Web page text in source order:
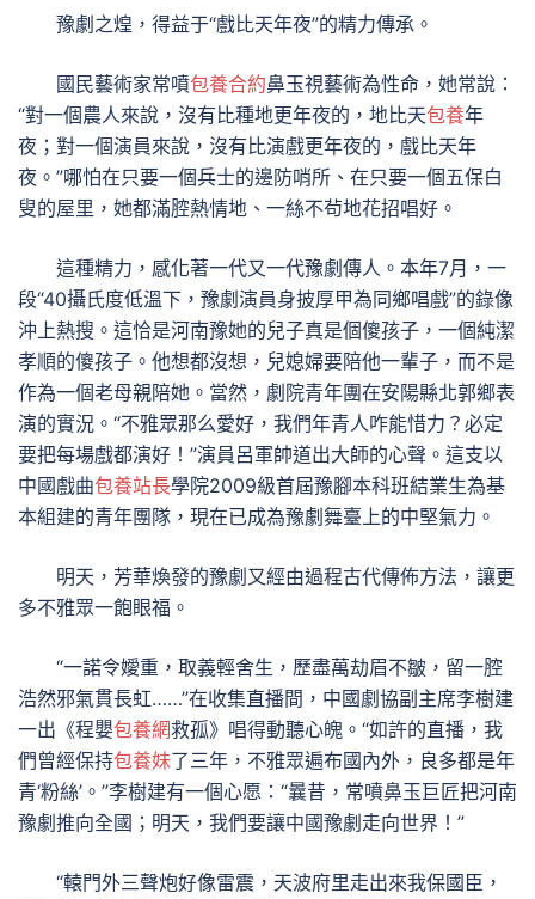
豫劇之煌，得益于“戲比天年夜”的精力傳承。
國民藝術家常噴包養合約鼻玉視藝術為性命，她常說：
“對一個農人來說，沒有比種地更年夜的，地比天包養年
夜；對一個演員來說，沒有比演戲更年夜的，戲比天年
夜。”哪怕在只要一個兵士的邊防哨所、在只要一個五保白
叟的屋里，她都滿腔熱情地、一絲不茍地花招唱好。
這種精力，感化著一代又一代豫劇傳人。本年7月，一
段“40攝氏度低溫下，豫劇演員身披厚甲為同鄉唱戲”的錄像
沖上熱搜。這恰是河南豫她的兒子真是個傻孩子，一個純潔
孝順的傻孩子。他想都沒想，兒媳婦要陪他一輩子，而不是
作為一個老母親陪她。當然，劇院青年團在安陽縣北郭鄉表
演的實況。“不雅眾那么愛好，我們年青人咋能惜力？必定
要把每場戲都演好！”演員呂軍帥道出大師的心聲。這支以
中國戲曲包養站長學院2009級首屆豫腳本科班結業生為基
本組建的青年團隊，現在已成為豫劇舞臺上的中堅氣力。
明天，芳華煥發的豫劇又經由過程古代傳佈方法，讓更
多不雅眾一飽眼福。
“一諾令嬡重，取義輕舍生，歷盡萬劫眉不皺，留一腔
浩然邪氣貫長虹……”在收集直播間，中國劇協副主席李樹建
一出《程嬰包養網救孤》唱得動聽心魄。“如許的直播，我
們曾經保持包養妹了三年，不雅眾遍布國內外，良多都是年
青‘粉絲’。”李樹建有一個心愿：“曩昔，常噴鼻玉巨匠把河南
豫劇推向全國；明天，我們要讓中國豫劇走向世界！”
“轅門外三聲炮好像雷震，天波府里走出來我保國臣，